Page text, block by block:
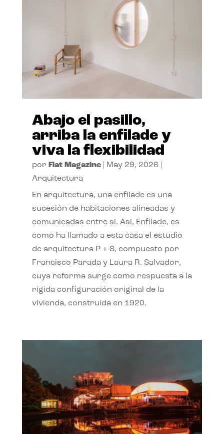
Abajo el pasillo,
arriba la enfilade y
viva la flexibilidad
por Flat Magazine| May 29, 2026
Arquitectura
En arquitectura, una enfilade es una
sucesión de habitaciones alineadas y
comunicadas entre sí. Así, Enfilade, es
como ha llamado a esta casa el estudio
de arquitectura P + S, compuesto por
Francisco Parada y Laura R. Salvador,
cuya reforma surge como respuesta a la
rígida configuración original de la
vivienda, construida en 1920.